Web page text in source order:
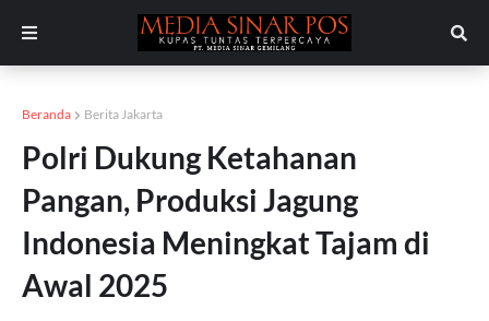
Beranda Berita Jakarta
Polri Dukung Ketahanan
Pangan, Produksi Jagung
Indonesia Meningkat Tajam di
Awal 2025